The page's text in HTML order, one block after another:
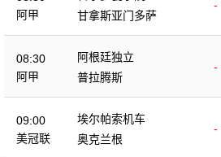
阿甲
-
甘拿斯亚门多萨
08:30
阿甲
阿根廷独立
-
普拉腾斯
09:00
美冠联
埃尔帕索机车
-
奥克兰根